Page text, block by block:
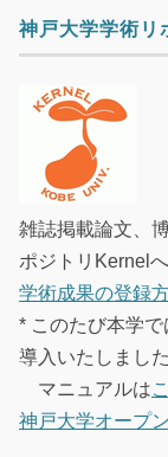
神戸大学学術リ
雑誌掲載論文、
ポジトリKernel
学術成果の登録
* このたび本学
導入いたしました
マニュアルは
神戸大学オープ